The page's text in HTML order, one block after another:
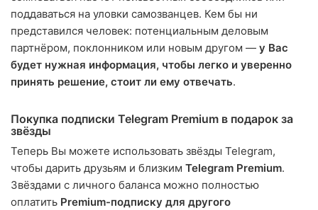
поддаваться на уловки самозванцев. Кем бы ни
представился человек: потенциальным деловым
партнёром, поклонником или новым другом — у Вас
будет нужная информация, чтобы легко и уверенно
принять решение, стоит ли ему отвечать.
Покупка подписки Telegram Premium в подарок за
звёзды
Теперь Вы можете использовать звёзды Telegram,
чтобы дарить друзьям и близким Telegram Premium.
Звёздами с личного баланса можно полностью
оплатить Premium-подписку для другого